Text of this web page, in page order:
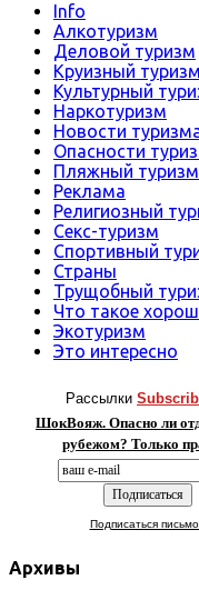
Info
Алкотуризм
Деловой туризм
Круизный туризм
Культурный
Наркотуризм
Новости
Опасности
Пляжный туризм
Реклама
Религиозный
Секс-туризм
Спортивный
Страны
Трущобный
Что такое
Экотуризм
Это интересно
Рассылки
ШокВояж. Опасно ли
рубежом? Только
Подписаться
Архивы